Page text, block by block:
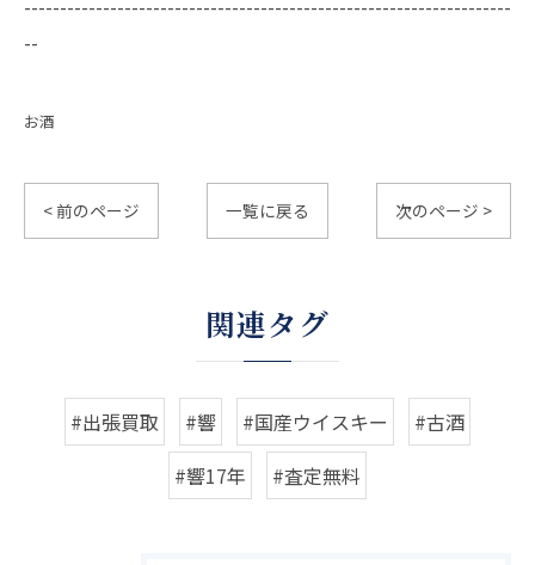
--------------------------------------------------------------------
--
お酒
< 前のページ 一覧に戻る 次のページ >
関連タグ
#出張買取 #響 #国産ウイスキー
#古酒
#響17年
#査定無料